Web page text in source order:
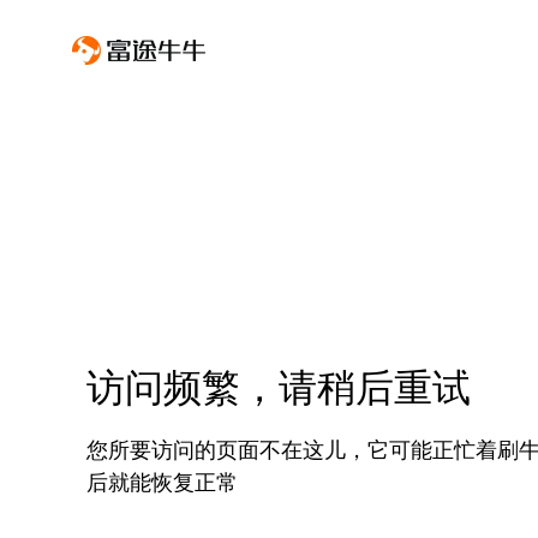
访问频繁，请稍后重试
您所要访问的页面不在这儿，它可能正忙着刷
后就能恢复正常